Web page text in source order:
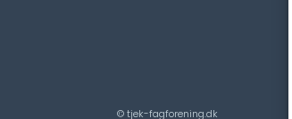
© tjek-fagforening.dk